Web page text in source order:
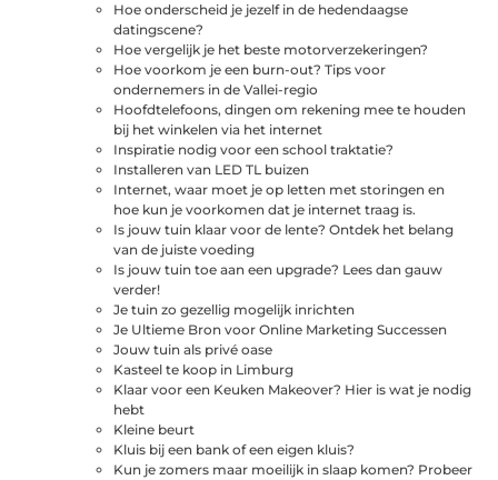
Hoe onderscheid je jezelf in de hedendaagse
datingscene?
Hoe vergelijk je het beste motorverzekeringen?
Hoe voorkom je een burn-out? Tips voor
ondernemers in de Vallei-regio
Hoofdtelefoons, dingen om rekening mee te houden
bij het winkelen via het internet
Inspiratie nodig voor een school traktatie?
Installeren van LED TL buizen
Internet, waar moet je op letten met storingen en
hoe kun je voorkomen dat je internet traag is.
Is jouw tuin klaar voor de lente? Ontdek het belang
van de juiste voeding
Is jouw tuin toe aan een upgrade? Lees dan gauw
verder!
Je tuin zo gezellig mogelijk inrichten
Je Ultieme Bron voor Online Marketing Successen
Jouw tuin als privé oase
Kasteel te koop in Limburg
Klaar voor een Keuken Makeover? Hier is wat je nodig
hebt
Kleine beurt
Kluis bij een bank of een eigen kluis?
Kun je zomers maar moeilijk in slaap komen? Probeer